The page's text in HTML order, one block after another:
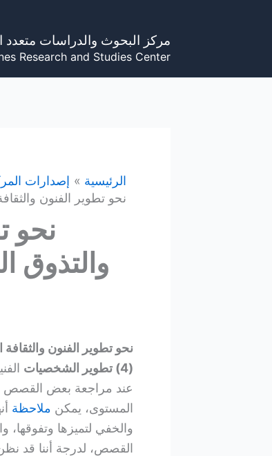
مركز البحوث والدراسات
Research and Studies Center
الرئيسية إصدارات
نحو تطوير الفنون والثقافة الفنية
نحو
نحو تطوير الفنون والثقافة
(4) تطوير الشخصيات
عند مراجعة بعض القصص
المستوى، يمكن ملاحظة
والخفي لتميزها
القصص، لدرجة أننا قد